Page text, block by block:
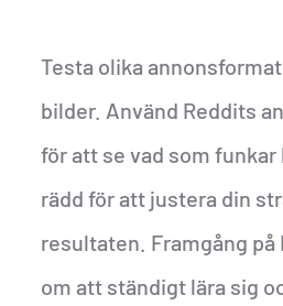
Testa olika
bilder. Använd Reddits
för att se vad som funkar
rädd för att justera din
resultaten. Framgång på
om att ständigt lära sig